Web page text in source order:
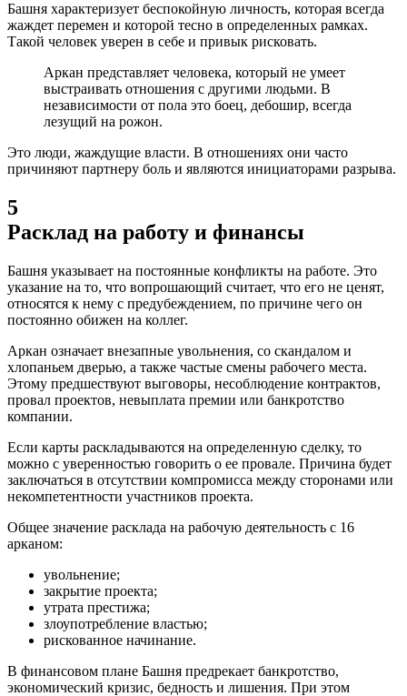
Башня характеризует беспокойную личность, которая всегда
жаждет перемен и которой тесно в определенных рамках.
Такой человек уверен в себе и привык рисковать.
Аркан представляет человека, который не умеет
выстраивать отношения с другими людьми. В
независимости от пола это боец, дебошир, всегда
лезущий на рожон.
Это люди, жаждущие власти. В отношениях они часто
причиняют партнеру боль и являются инициаторами разрыва.
5
Расклад на работу и финансы
Башня указывает на постоянные конфликты на работе. Это
указание на то, что вопрошающий считает, что его не ценят,
относятся к нему с предубеждением, по причине чего он
постоянно обижен на коллег.
Аркан означает внезапные увольнения, со скандалом и
хлопаньем дверью, а также частые смены рабочего места.
Этому предшествуют выговоры, несоблюдение контрактов,
провал проектов, невыплата премии или банкротство
компании.
Если карты раскладываются на определенную сделку, то
можно с уверенностью говорить о ее провале. Причина будет
заключаться в отсутствии компромисса между сторонами или
некомпетентности участников проекта.
Общее значение расклада на рабочую деятельность с 16
арканом:
увольнение;
закрытие проекта;
утрата престижа;
злоупотребление властью;
рискованное начинание.
В финансовом плане Башня предрекает банкротство,
экономический кризис, бедность и лишения. При этом